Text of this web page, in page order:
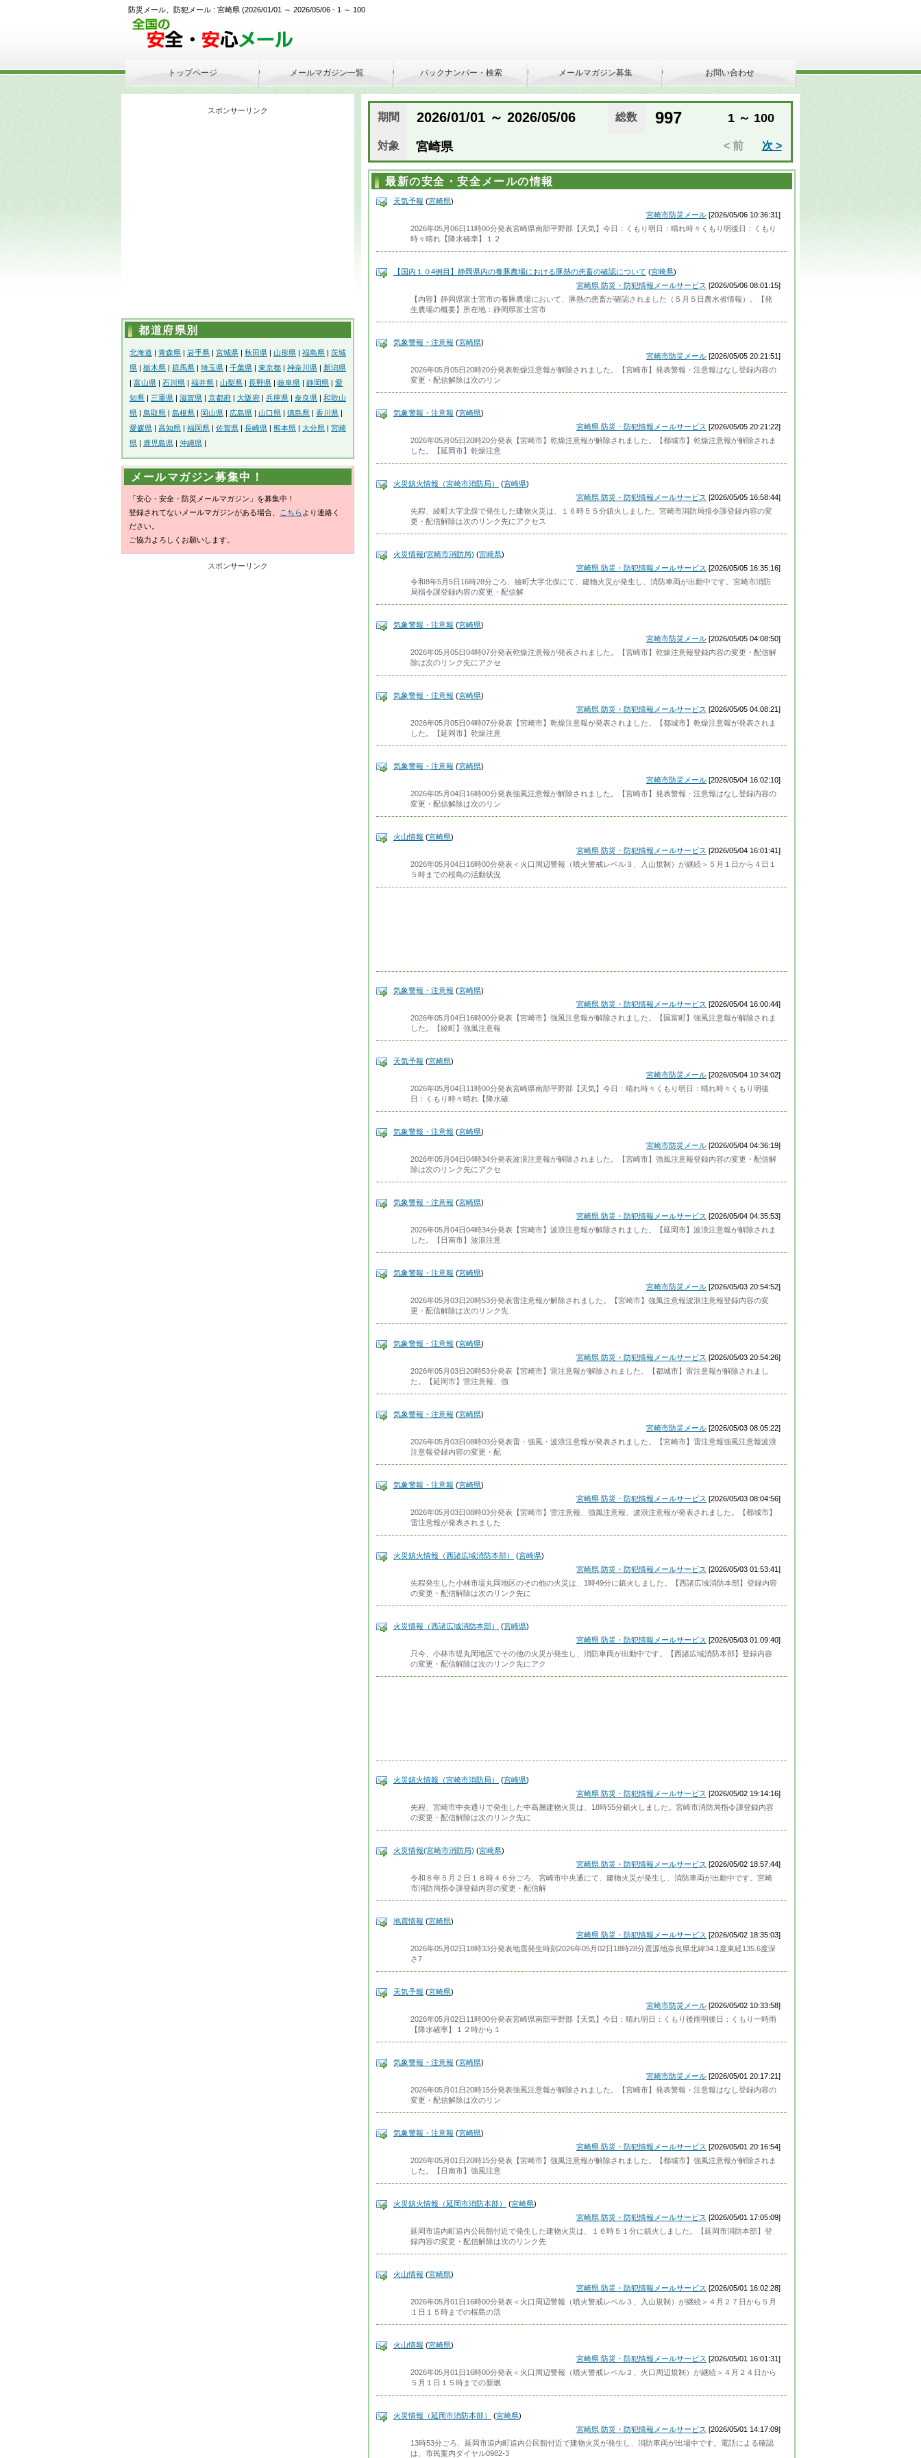
防災メール、防犯メール : 宮崎県 (2026/01/01 ～ 2026/05/06 - 1 ～ 100
期間 2026/01/01 ～ 2026/05/06 総数 997 1 ～ 100
対象 宮崎県 < 前 次 >
最新の安全・安全メールの情報
天気予報 (宮崎県)
宮崎市防災メール [2026/05/06 10:36:31]
2026年05月06日11時00分発表宮崎県南部平野部【天気】今日：くもり明日：晴れ時々くもり明後日：くもり
時々晴れ【降水確率】１２
【国内１０4例目】静岡県内の養豚農場における豚熱の患畜の確認について (宮崎県)
宮崎県 防災・防犯情報メールサービス [2026/05/06 08:01:15]
【内容】静岡県富士宮市の養豚農場において、豚熱の患畜が確認されました（５月５日農水省情報）。【発
生農場の概要】所在地：静岡県富士宮市
気象警報・注意報 (宮崎県)
宮崎市防災メール [2026/05/05 20:21:51]
2026年05月05日20時20分発表乾燥注意報が解除されました。【宮崎市】発表警報・注意報はなし登録内容の
変更・配信解除は次のリン
気象警報・注意報 (宮崎県)
宮崎県 防災・防犯情報メールサービス [2026/05/05 20:21:22]
2026年05月05日20時20分発表【宮崎市】乾燥注意報が解除されました。【都城市】乾燥注意報が解除されま
した。【延岡市】乾燥注意
火災鎮火情報（宮崎市消防局） (宮崎県)
宮崎県 防災・防犯情報メールサービス [2026/05/05 16:58:44]
先程、綾町大字北俣で発生した建物火災は、１６時５５分鎮火しました。宮崎市消防局指令課登録内容の変
更・配信解除は次のリンク先にアクセス
火災情報(宮崎市消防局) (宮崎県)
宮崎県 防災・防犯情報メールサービス [2026/05/05 16:35:16]
令和8年5月5日16時28分ごろ、綾町大字北俣にて、建物火災が発生し、消防車両が出動中です。宮崎市消防
局指令課登録内容の変更・配信解
気象警報・注意報 (宮崎県)
宮崎市防災メール [2026/05/05 04:08:50]
2026年05月05日04時07分発表乾燥注意報が発表されました。【宮崎市】乾燥注意報登録内容の変更・配信解
除は次のリンク先にアクセ
気象警報・注意報 (宮崎県)
宮崎県 防災・防犯情報メールサービス [2026/05/05 04:08:21]
2026年05月05日04時07分発表【宮崎市】乾燥注意報が発表されました。【都城市】乾燥注意報が発表されま
した。【延岡市】乾燥注意
気象警報・注意報 (宮崎県)
宮崎市防災メール [2026/05/04 16:02:10]
2026年05月04日16時00分発表強風注意報が解除されました。【宮崎市】発表警報・注意報はなし登録内容の
変更・配信解除は次のリン
火山情報 (宮崎県)
宮崎県 防災・防犯情報メールサービス [2026/05/04 16:01:41]
2026年05月04日16時00分発表＜火口周辺警報（噴火警戒レベル３、入山規制）が継続＞５月１日から４日１
５時までの桜島の活動状況
気象警報・注意報 (宮崎県)
宮崎県 防災・防犯情報メールサービス [2026/05/04 16:00:44]
2026年05月04日16時00分発表【宮崎市】強風注意報が解除されました。【国富町】強風注意報が解除されま
した。【綾町】強風注意報
天気予報 (宮崎県)
宮崎市防災メール [2026/05/04 10:34:02]
2026年05月04日11時00分発表宮崎県南部平野部【天気】今日：晴れ時々くもり明日：晴れ時々くもり明後
日：くもり時々晴れ【降水確
気象警報・注意報 (宮崎県)
宮崎市防災メール [2026/05/04 04:36:19]
2026年05月04日04時34分発表波浪注意報が解除されました。【宮崎市】強風注意報登録内容の変更・配信解
除は次のリンク先にアクセ
気象警報・注意報 (宮崎県)
宮崎県 防災・防犯情報メールサービス [2026/05/04 04:35:53]
2026年05月04日04時34分発表【宮崎市】波浪注意報が解除されました。【延岡市】波浪注意報が解除されま
した。【日南市】波浪注意
気象警報・注意報 (宮崎県)
宮崎市防災メール [2026/05/03 20:54:52]
2026年05月03日20時53分発表雷注意報が解除されました。【宮崎市】強風注意報波浪注意報登録内容の変
更・配信解除は次のリンク先
気象警報・注意報 (宮崎県)
宮崎県 防災・防犯情報メールサービス [2026/05/03 20:54:26]
2026年05月03日20時53分発表【宮崎市】雷注意報が解除されました。【都城市】雷注意報が解除されまし
た。【延岡市】雷注意報、強
気象警報・注意報 (宮崎県)
宮崎市防災メール [2026/05/03 08:05:22]
2026年05月03日08時03分発表雷・強風・波浪注意報が発表されました。【宮崎市】雷注意報強風注意報波浪
注意報登録内容の変更・配
気象警報・注意報 (宮崎県)
宮崎県 防災・防犯情報メールサービス [2026/05/03 08:04:56]
2026年05月03日08時03分発表【宮崎市】雷注意報、強風注意報、波浪注意報が発表されました。【都城市】
雷注意報が発表されました
火災鎮火情報（西諸広域消防本部） (宮崎県)
宮崎県 防災・防犯情報メールサービス [2026/05/03 01:53:41]
先程発生した小林市堤丸岡地区のその他の火災は、1時49分に鎮火しました。【西諸広域消防本部】登録内容
の変更・配信解除は次のリンク先に
火災情報（西諸広域消防本部） (宮崎県)
宮崎県 防災・防犯情報メールサービス [2026/05/03 01:09:40]
只今、小林市堤丸岡地区でその他の火災が発生し、消防車両が出動中です。【西諸広域消防本部】登録内容
の変更・配信解除は次のリンク先にアク
火災鎮火情報（宮崎市消防局） (宮崎県)
宮崎県 防災・防犯情報メールサービス [2026/05/02 19:14:16]
先程、宮崎市中央通りで発生した中高層建物火災は、18時55分鎮火しました。宮崎市消防局指令課登録内容
の変更・配信解除は次のリンク先に
火災情報(宮崎市消防局) (宮崎県)
宮崎県 防災・防犯情報メールサービス [2026/05/02 18:57:44]
令和８年５月２日１８時４６分ごろ、宮崎市中央通にて、建物火災が発生し、消防車両が出動中です。宮崎
市消防局指令課登録内容の変更・配信解
地震情報 (宮崎県)
宮崎県 防災・防犯情報メールサービス [2026/05/02 18:35:03]
2026年05月02日18時33分発表地震発生時刻2026年05月02日18時28分震源地奈良県北緯34.1度東経135.6度深
さ7
天気予報 (宮崎県)
宮崎市防災メール [2026/05/02 10:33:58]
2026年05月02日11時00分発表宮崎県南部平野部【天気】今日：晴れ明日：くもり後雨明後日：くもり一時雨
【降水確率】１２時から１
気象警報・注意報 (宮崎県)
宮崎市防災メール [2026/05/01 20:17:21]
2026年05月01日20時15分発表強風注意報が解除されました。【宮崎市】発表警報・注意報はなし登録内容の
変更・配信解除は次のリン
気象警報・注意報 (宮崎県)
宮崎県 防災・防犯情報メールサービス [2026/05/01 20:16:54]
2026年05月01日20時15分発表【宮崎市】強風注意報が解除されました。【都城市】強風注意報が解除されま
した。【日南市】強風注意
火災鎮火情報（延岡市消防本部） (宮崎県)
宮崎県 防災・防犯情報メールサービス [2026/05/01 17:05:09]
延岡市追内町追内公民館付近で発生した建物火災は、１６時５１分に鎮火しました。【延岡市消防本部】登
録内容の変更・配信解除は次のリンク先
火山情報 (宮崎県)
宮崎県 防災・防犯情報メールサービス [2026/05/01 16:02:28]
2026年05月01日16時00分発表＜火口周辺警報（噴火警戒レベル３、入山規制）が継続＞４月２７日から５月
１日１５時までの桜島の活
火山情報 (宮崎県)
宮崎県 防災・防犯情報メールサービス [2026/05/01 16:01:31]
2026年05月01日16時00分発表＜火口周辺警報（噴火警戒レベル２、火口周辺規制）が継続＞４月２４日から
５月１日１５時までの新燃
火災情報（延岡市消防本部） (宮崎県)
宮崎県 防災・防犯情報メールサービス [2026/05/01 14:17:09]
13時53分ごろ、延岡市追内町追内公民館付近で建物火災が発生し、消防車両が出場中です。電話による確認
は、市民案内ダイヤル0982-3
トップページ メールマガジン一覧 バックナンバー・検索 メールマガジン募集 お問い合わせ
スポンサーリンク
都道府県別
北海道 青森県 岩手県 宮城県 秋田県 山形県 福島県
茨城
県
栃木県 群馬県 埼玉県 千葉県 東京都 神奈川県
新潟県
富山県 石川県 福井県 山梨県 長野県 岐阜県 静岡県
愛
知県
三重県 滋賀県 京都府 大阪府 兵庫県 奈良県
和歌山
県
鳥取県 島根県 岡山県 広島県 山口県 徳島県 香川県
愛媛県
高知県 福岡県 佐賀県 長崎県 熊本県 大分県
宮崎
県
鹿児島県 沖縄県
メールマガジン募集中！
「安心・安全・防災メールマガジン」を募集中！
登録されてないメールマガジンがある場合、
こちら より連絡く
ださい。
ご協力よろしくお願いします。
スポンサーリンク